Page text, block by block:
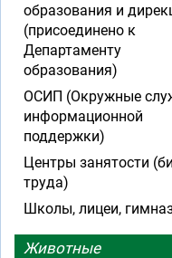
образования и
(присоединено к
Департаменту
образования)
ОСИП (Окружные
информационной
поддержки)
Центры занятости
труда)
Школы, лицеи,
Животные